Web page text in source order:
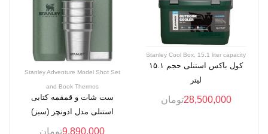
Stanley Cool Box, 15.1 liter capacity
کول باکس استنلی حجم ۱۵.۱
لیتر
28,500,000تومان
Stanley Adventure Model Shot Set
and Book Thermos
ست شات و قمقمه کتابی
استنلی مدل ادونچر (سبز)
9,890,000تومان